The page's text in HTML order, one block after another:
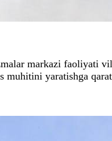
markazi faoliyati
muhitini yaratishga